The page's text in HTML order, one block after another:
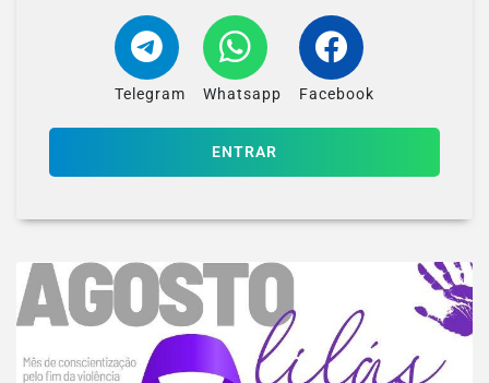
Telegram Whatsapp Facebook
ENTRAR